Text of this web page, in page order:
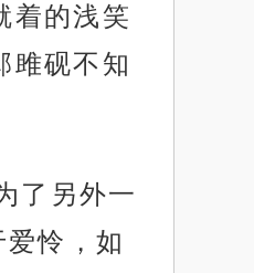
着的浅笑
雎砚不知
了另外一
怜，如